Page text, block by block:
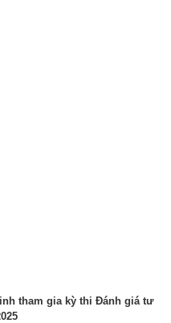
tham gia kỳ thi Đánh giá tư